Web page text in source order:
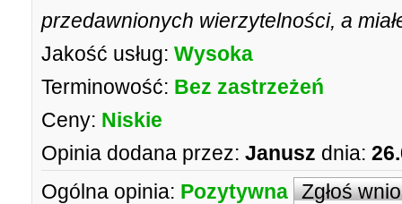
przedawnionych wierzytelności, a
Jakość usług: Wysoka
Terminowość: Bez zastrzeżeń
Ceny: Niskie
Opinia dodana przez: Janusz dnia:
Ogólna opinia: Pozytywna Zgłoś